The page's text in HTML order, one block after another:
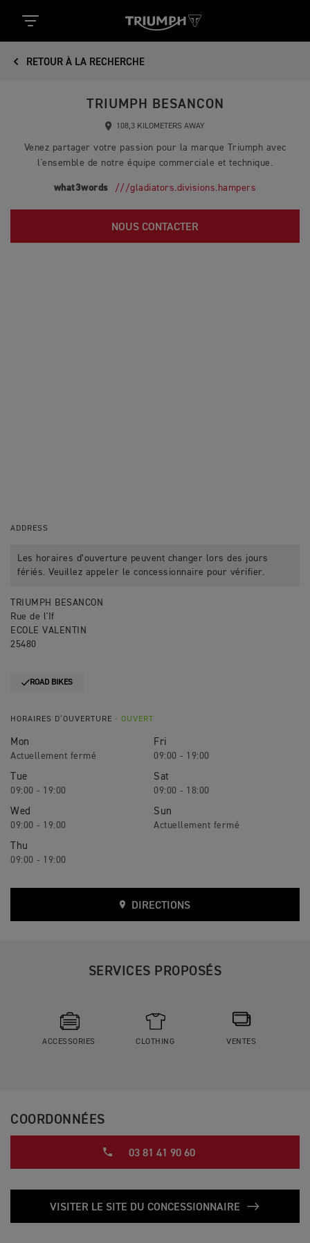
RETOUR À LA RECHERCHE
TRIUMPH BESANCON
108,3 KILOMETERS AWAY
Venez partager votre passion pour la marque Triumph avec
l'ensemble de notre équipe commerciale et technique.
what3words ///gladiators.divisions.hampers
NOUS CONTACTER
ADDRESS
Les horaires d’ouverture peuvent changer lors des jours
fériés. Veuillez appeler le concessionnaire pour vérifier.
TRIUMPH BESANCON
Rue de l'If
ECOLE VALENTIN
25480
ROAD BIKES
HORAIRES D’OUVERTURE - OUVERT
Mon
Tue
09:00 - 19:00
Wed
09:00 - 19:00
Thu
09:00 - 19:00
Fri
09:00 - 19:00
Sat
09:00 - 18:00
Sun
DIRECTIONS
SERVICES PROPOSÉS
ACCESSORIES CLOTHING VENTES
COORDONNÉES
03 81 41 90 60
VISITER LE SITE DU CONCESSIONNAIRE